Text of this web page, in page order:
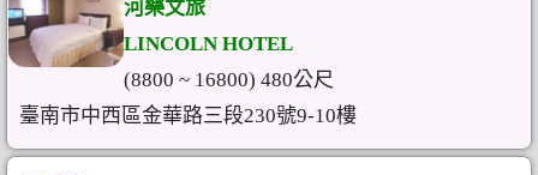
河樂文旅
LINCOLN HOTEL
(8800 ~ 16800) 480公尺
臺南市中西區金華路三段230號9-10樓